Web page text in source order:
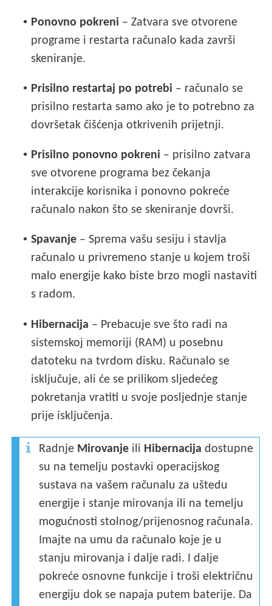
• Ponovno pokreni – Zatvara sve otvorene
programe i restarta računalo kada završi
skeniranje.
• Prisilno restartaj po potrebi – računalo se
prisilno restarta samo ako je to potrebno za
dovršetak čišćenja otkrivenih prijetnji.
• Prisilno ponovno pokreni – prisilno zatvara
sve otvorene programa bez čekanja
interakcije korisnika i ponovno pokreće
računalo nakon što se skeniranje dovrši.
• Spavanje – Sprema vašu sesiju i stavlja
računalo u privremeno stanje u kojem troši
malo energije kako biste brzo mogli nastaviti
s radom.
• Hibernacija – Prebacuje sve što radi na
sistemskoj memoriji (RAM) u posebnu
datoteku na tvrdom disku. Računalo se
isključuje, ali će se prilikom sljedećeg
pokretanja vratiti u svoje posljednje stanje
prije isključenja.
Radnje Mirovanje ili Hibernacija dostupne
su na temelju postavki operacijskog
sustava na vašem računalu za uštedu
energije i stanje mirovanja ili na temelju
mogućnosti stolnog/prijenosnog računala.
Imajte na umu da računalo koje je u
stanju mirovanja i dalje radi. I dalje
pokreće osnovne funkcije i troši električnu
energiju dok se napaja putem baterije. Da